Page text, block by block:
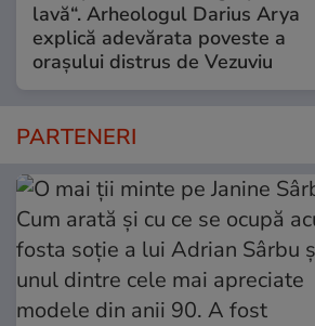
lavă“. Arheologul Darius Arya
explică adevărata poveste a
orașului distrus de Vezuviu
PARTENERI